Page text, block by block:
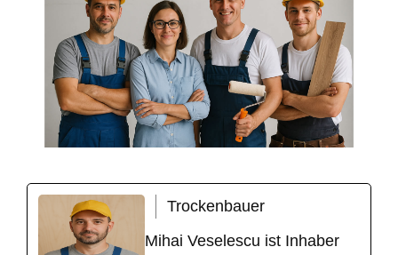
Trockenbauer
Mihai Veselescu ist Inhaber